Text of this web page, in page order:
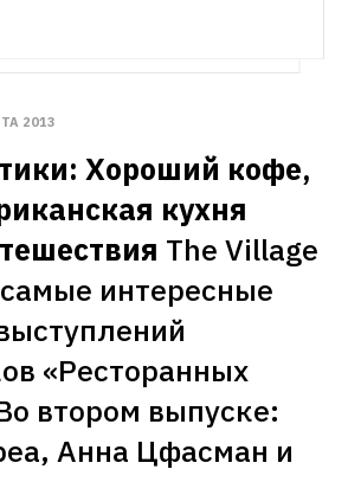
2013
Хороший кофе,
кухня
The Village
интересные
«Ресторанных
втором выпуске:
Анна Цфасман и